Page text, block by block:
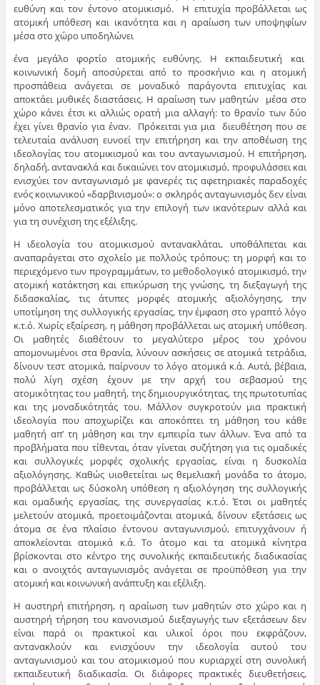
ευθύνη και τον έντονο ατομικισμό. Η επιτυχία προβάλλεται ως
ατομική υπόθεση και ικανότητα και η αραίωση των υποψηφίων
μέσα στο χώρο υποδηλώνει
ένα μεγάλο φορτίο ατομικής ευθύνης. Η εκπαιδευτική και
κοινωνική δομή αποσύρεται από το προσκήνιο και η ατομική
προσπάθεια ανάγεται σε μοναδικό παράγοντα επιτυχίας και
αποκτάει μυθικές διαστάσεις. Η αραίωση των μαθητών μέσα στο
χώρο κάνει έτσι κι αλλιώς ορατή μια αλλαγή: το θρανίο των δύο
έχει γίνει θρανίο για έναν. Πρόκειται για μια διευθέτηση που σε
τελευταία ανάλυση ευνοεί την επιτήρηση και την αποθέωση της
ιδεολογίας του ατομικισμού και του ανταγωνισμού. Η επιτήρηση,
δηλαδή, αντανακλά και δικαιώνει τον ατομικισμό, προφυλάσσει και
ενισχύει τον ανταγωνισμό με φανερές τις αφετηριακές παραδοχές
ενός κοινωνικού «δαρβινισμού»: ο σκληρός ανταγωνισμός δεν είναι
μόνο αποτελεσματικός για την επιλογή των ικανότερων αλλά και
για τη συνέχιση της εξέλιξης.
Η ιδεολογία του ατομικισμού αντανακλάται, υποθάλπεται και
αναπαράγεται στο σχολείο με πολλούς τρόπους: τη μορφή και το
περιεχόμενο των προγραμμάτων, το μεθοδολογικό ατομικισμό, την
ατομική κατάκτηση και επικύρωση της γνώσης, τη διεξαγωγή της
διδασκαλίας, τις άτυπες μορφές ατομικής αξιολόγησης, την
υποτίμηση της συλλογικής εργασίας, την έμφαση στο γραπτό λόγο
κ.τ.ό. Χωρίς εξαίρεση, η μάθηση προβάλλεται ως ατομική υπόθεση.
Οι μαθητές διαθέτουν το μεγαλύτερο μέρος του χρόνου
απομονωμένοι στα θρανία, λύνουν ασκήσεις σε ατομικά τετράδια,
δίνουν τεστ ατομικά, παίρνουν το λόγο ατομικά κ.ά. Αυτά, βέβαια,
πολύ λίγη σχέση έχουν με την αρχή του σεβασμού της
ατομικότητας του μαθητή, της δημιουργικότητας, της πρωτοτυπίας
και της μοναδικότητάς του. Μάλλον συγκροτούν μια πρακτική
ιδεολογία που αποχωρίζει και αποκόπτει τη μάθηση του κάθε
μαθητή απ’ τη μάθηση και την εμπειρία των άλλων. Ένα από τα
προβλήματα που τίθενται, όταν γίνεται συζήτηση για τις ομαδικές
και συλλογικές μορφές σχολικής εργασίας, είναι η δυσκολία
αξιολόγησης. Καθώς υιοθετείται ως θεμελιακή μονάδα το άτομο,
προβάλλεται ως δύσκολη υπόθεση η αξιολόγηση της συλλογικής
και ομαδικής εργασίας, της συνεργασίας κ.τ.ό. Έτσι οι μαθητές
μελετούν ατομικά, προετοιμάζονται ατομικά, δίνουν εξετάσεις ως
άτομα σε ένα πλαίσιο έντονου ανταγωνισμού, επιτυγχάνουν ή
αποκλείονται ατομικά κ.ά. Το άτομο και τα ατομικά κίνητρα
βρίσκονται στο κέντρο της συνολικής εκπαιδευτικής διαδικασίας
και ο ανοιχτός ανταγωνισμός ανάγεται σε προϋπόθεση για την
ατομική και κοινωνική ανάπτυξη και εξέλιξη.
Η αυστηρή επιτήρηση, η αραίωση των μαθητών στο χώρο και η
αυστηρή τήρηση του κανονισμού διεξαγωγής των εξετάσεων δεν
είναι παρά οι πρακτικοί και υλικοί όροι που εκφράζουν,
αντανακλούν και ενισχύουν την ιδεολογία αυτού του
ανταγωνισμού και του ατομικισμού που κυριαρχεί στη συνολική
εκπαιδευτική διαδικασία. Οι διάφορες πρακτικές διευθετήσεις,